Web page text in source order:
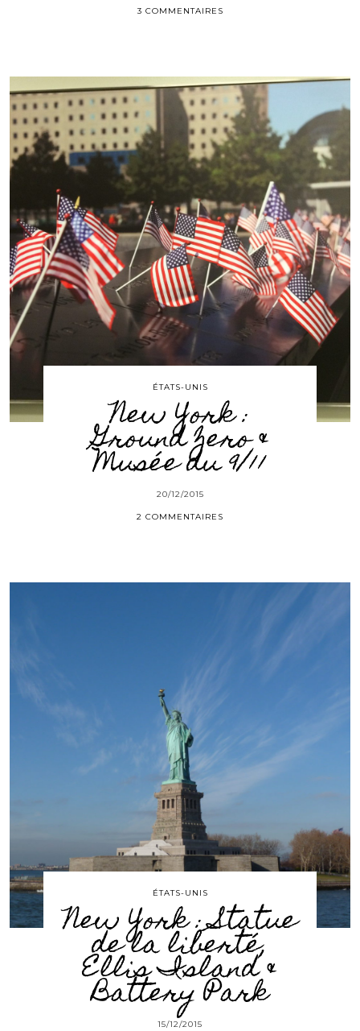
3 COMMENTAIRES
ÉTATS-UNIS
New York :
Ground Zero &
Musée du 9/11
20/12/2015
2 COMMENTAIRES
ÉTATS-UNIS
New York : Statue
de la liberté,
Ellis Island &
Battery Park
15/12/2015